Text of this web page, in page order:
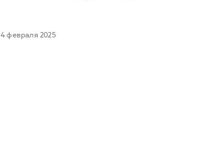
4 февраля 2025